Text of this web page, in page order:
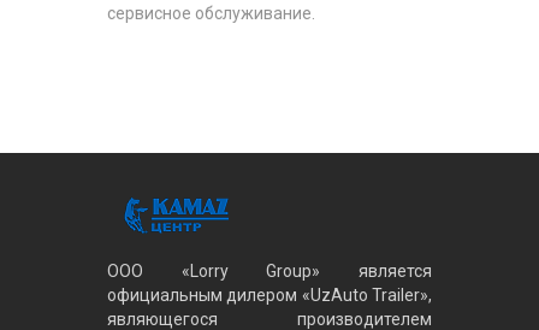
сервисное обслуживание.
ООО «Lorry Group» является
официальным дилером «UzAuto Trailer»,
являющегося производителем